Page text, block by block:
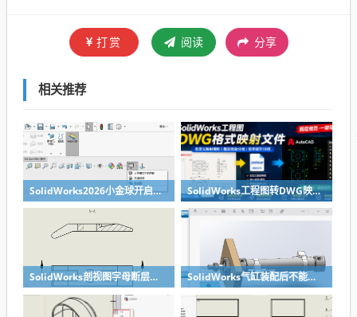
打赏 阅读 分享
相关推荐
SolidWorks2026小金球开启方法realview功能开启 SolidWorks工程图转DWG映射文件制作方法
SolidWorks剖视图字母断层无需手动修改，设置一下就好 SolidWorks气缸装配后不能移动？溪风给你解决方法